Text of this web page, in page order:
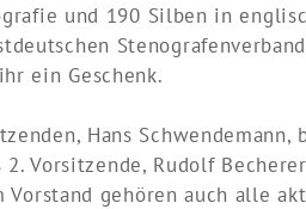
und 190 Silben in
ein Geschenk.
Hans Schwendemann,
Vorsitzende, Rudolf
Vorstand gehören auch alle